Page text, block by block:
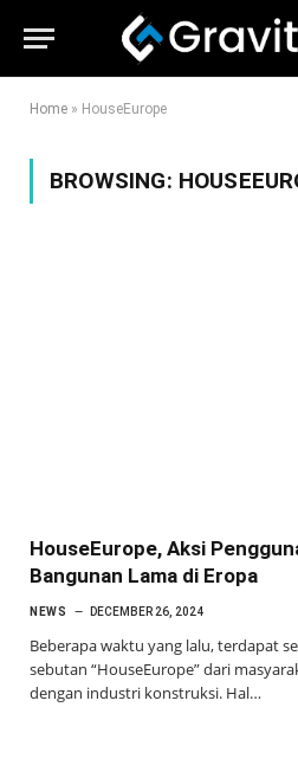
Home » HouseEurope
BROWSING:
HouseEurope, Aksi
Bangunan Lama di Eropa
NEWS DECEMBER 26, 2024
Beberapa waktu yang lalu, terdapat
sebutan “HouseEurope” dari
dengan industri konstruksi. Hal…